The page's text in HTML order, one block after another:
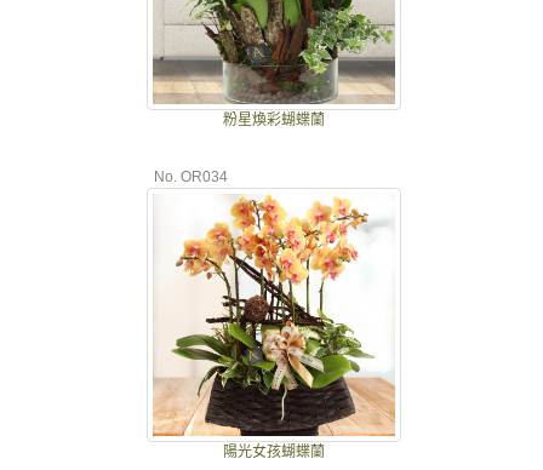
粉星煥彩蝴蝶蘭
No. OR034
陽光女孩蝴蝶蘭